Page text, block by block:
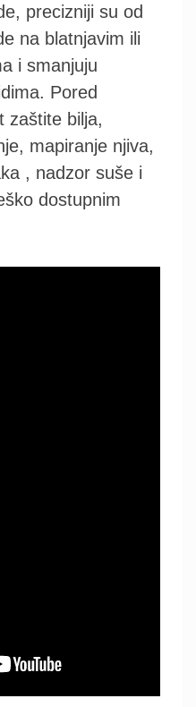
precizniji su od
na blatnjavim ili
i smanjuju
Pored
zaštite bilja,
mapiranje njiva,
, nadzor suše i
dostupnim